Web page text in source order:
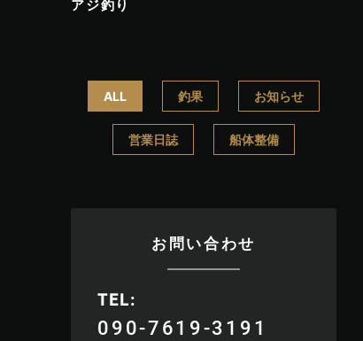
アジ釣り
ALL 釣果 お知らせ
営業日誌 船体整備
お問い合わせ
TEL
090-7619-3191